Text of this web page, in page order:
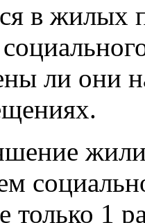
в жилых
ли они
только 1